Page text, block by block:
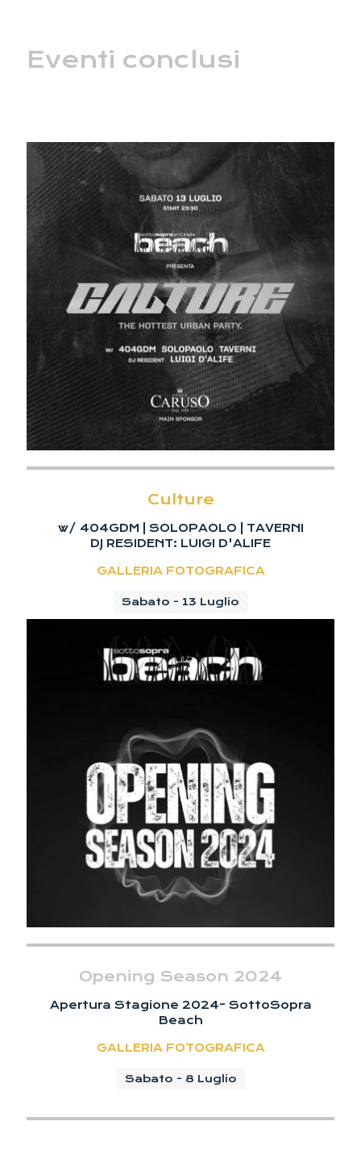
Eventi conclusi
Culture
w/ 404GDM | SOLOPAOLO | TAVERNI
DJ RESIDENT: LUIGI D'ALIFE
GALLERIA FOTOGRAFICA
Sabato - 13 Luglio
Opening Season 2024
Apertura Stagione 2024- SottoSopra
Beach
GALLERIA FOTOGRAFICA
Sabato - 8 Luglio